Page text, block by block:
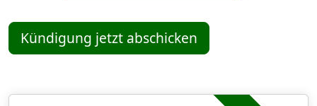
Kündigung jetzt abschicken